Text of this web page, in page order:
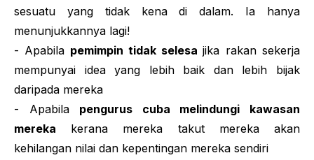
sesuatu yang tidak kena di dalam. Ia hanya
menunjukkannya lagi!
- Apabila pemimpin tidak selesajika rakan sekerja
mempunyai idea yang lebih baik dan lebih bijak
daripada mereka
- Apabila pengurus cuba melindungi kawasan
mereka kerana mereka takut mereka akan
kehilangan nilai dan kepentingan mereka sendiri